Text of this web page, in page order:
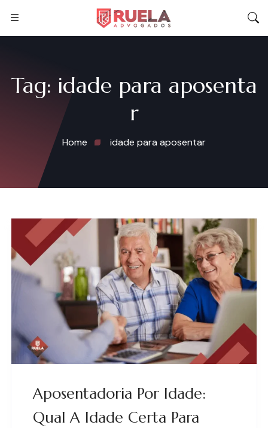
Tag: idade para aposenta
r
Home idade para aposentar
Aposentadoria Por Idade:
Qual A Idade Certa Para